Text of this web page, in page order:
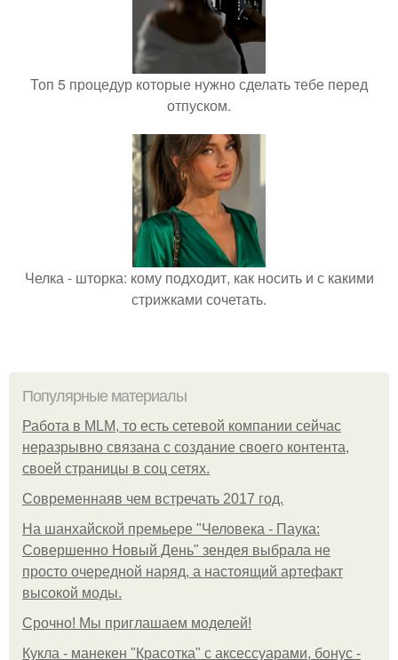
Топ 5 процедур которые нужно сделать тебе перед
отпуском.
Челка - шторка: кому подходит, как носить и с какими
стрижками сочетать.
Популярные материалы
Работа в MLM, то есть сетевой компании сейчас
неразрывно связана с создание своего контента,
своей страницы в соц сетях.
Современнаяв чем встречать 2017 год.
На шанхайской премьере "Человека - Паука:
Совершенно Новый День" зендея выбрала не
просто очередной наряд, а настоящий артефакт
высокой моды.
Срочно! Мы приглашаем моделей!
Кукла - манекен "Красотка" с аксессуарами, бонус -